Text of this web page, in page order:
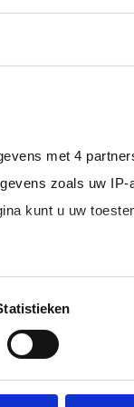
met 4
zoals uw
kunt u uw
20%
, zodat
Ik
of
Je
krijgt